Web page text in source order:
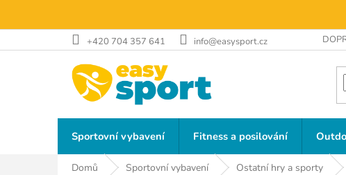
obsah
+420 704 357 641 info@easysport.cz
Sportovní vybavení Fitness a posilování
Domů Sportovní vybavení Ostatní hry a sporty